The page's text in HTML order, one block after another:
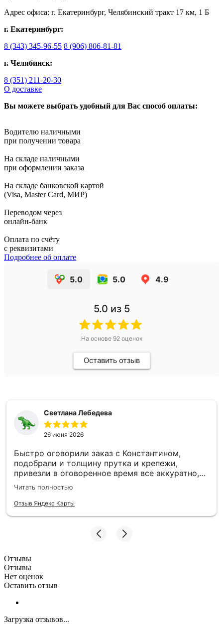
Адрес офиса: г. Екатеринбург, Челябинский тракт 17 км, 1 Б
г. Екатеринбург:
8 (343) 345-96-55 8 (906) 806-81-81
г. Челябинск:
8 (351) 211-20-30
О доставке
Вы можете выбрать удобный для Вас способ оплаты:
Водителю наличными
при получении товара
На складе наличными
при оформлении заказа
На складе банковской картой
(Visa, Master Card, МИР)
Переводом через
онлайн-банк
Оплата по счёту
с реквизитами
Подробнее об оплате
5.0 5.0 4.9
5.0 из 5
На основе 92 оценок
Оставить отзыв
Светлана Лебедева
26 июня 2026
Быстро оговорили заказ с Константином,
подобрали и толщину прутка и крепежи,
привезли в оговоренное время все аккуратно,
заборные пролеты теперь радуют глаз и ждут
монтажа. Единственное то, что при доставке не
було терминала, наличку, чтобы без сдачи найти
Читать полностью
Отзыв Яндекс Карты
Отзывы
Отзывы
Нет оценок
Оставить отзыв
Загрузка отзывов...